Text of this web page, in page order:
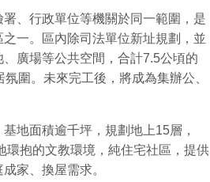
、行政單位等機關於同一範圍，是
一。區內除司法單位新址規劃，並
廣場等公共空間，合計7.5公頃的
圍。未來完工後，將成為集辦公、
地面積逾千坪，規劃地上15層，
環抱的文教環境，純住宅社區，提供
家、換屋需求。